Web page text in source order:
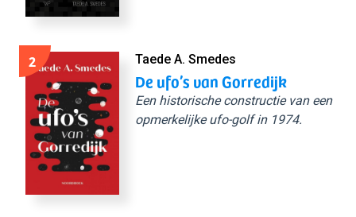
2 Taede A. Smedes
De ufo’s van Gorredijk
Een historische constructie van een
opmerkelijke ufo-golf in 1974.